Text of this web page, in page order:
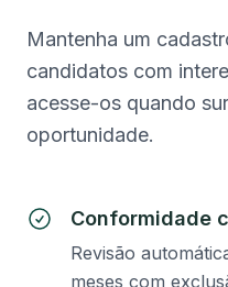
Mantenha um
candidatos com
acesse-os quando
oportunidade.
Conformidade
Revisão
meses com